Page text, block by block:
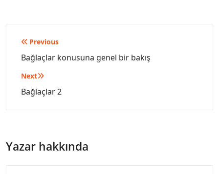
Yazı
gezinmesi
Previous
Bağlaçlar konusuna genel bir bakış
Next
Bağlaçlar 2
Yazar hakkında